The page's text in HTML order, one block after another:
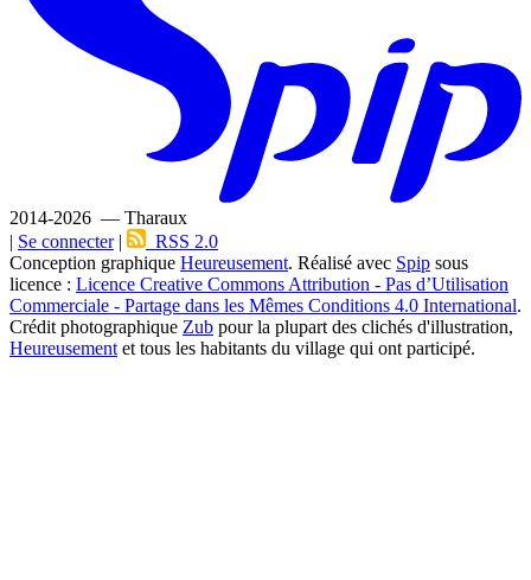
2014-2026 — Tharaux
| Se connecter|
RSS 2.0
Conception graphique Heureusement. Réalisé avec Spip sous
licence : Licence Creative Commons Attribution - Pas d’Utilisation
Commerciale - Partage dans les Mêmes Conditions 4.0 International.
Crédit photographique Zub pour la plupart des clichés d'illustration,
Heureusement et tous les habitants du village qui ont participé.